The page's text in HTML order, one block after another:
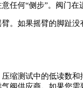
任何“侧步”。阀门
。如果摇臂的脚趾
缩测试中的低读数